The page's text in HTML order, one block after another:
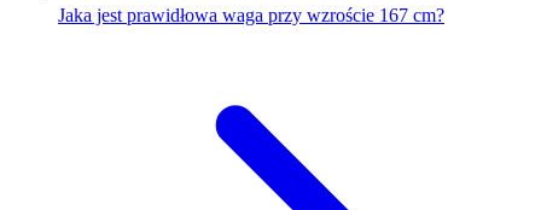
Jaka jest prawidłowa waga przy wzroście 167 cm?